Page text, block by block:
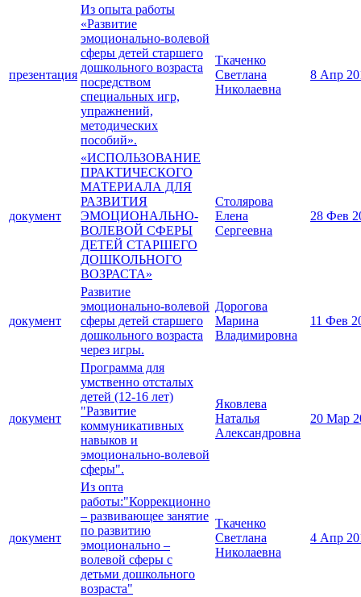
презентация
Из опыта работы
«Развитие
эмоционально-волевой
сферы детей старшего
дошкольного возраста
посредством
специальных игр,
упражнений,
методических
пособий».
Ткаченко
Светлана
Николаевна
8 Апр
документ
«ИСПОЛЬЗОВАНИЕ
ПРАКТИЧЕСКОГО
МАТЕРИАЛА ДЛЯ
РАЗВИТИЯ
ЭМОЦИОНАЛЬНО-
ВОЛЕВОЙ СФЕРЫ
ДЕТЕЙ СТАРШЕГО
ДОШКОЛЬНОГО
ВОЗРАСТА»
Столярова
Елена
Сергеевна
28 Фев
документ
Развитие
эмоционально-волевой
сферы детей старшего
дошкольного возраста
через игры.
Дорогова
Марина
Владимировна
11 Фев
документ
Программа для
умственно отсталых
детей (12-16 лет)
"Развитие
коммуникативных
навыков и
эмоционально-волевой
сферы".
Яковлева
Наталья
Александровна
20 Мар
документ
Из опта
работы:"Коррекционно
– развивающее занятие
по развитию
эмоционально –
волевой сферы с
детьми дошкольного
возраста"
Ткаченко
Светлана
Николаевна
4 Апр